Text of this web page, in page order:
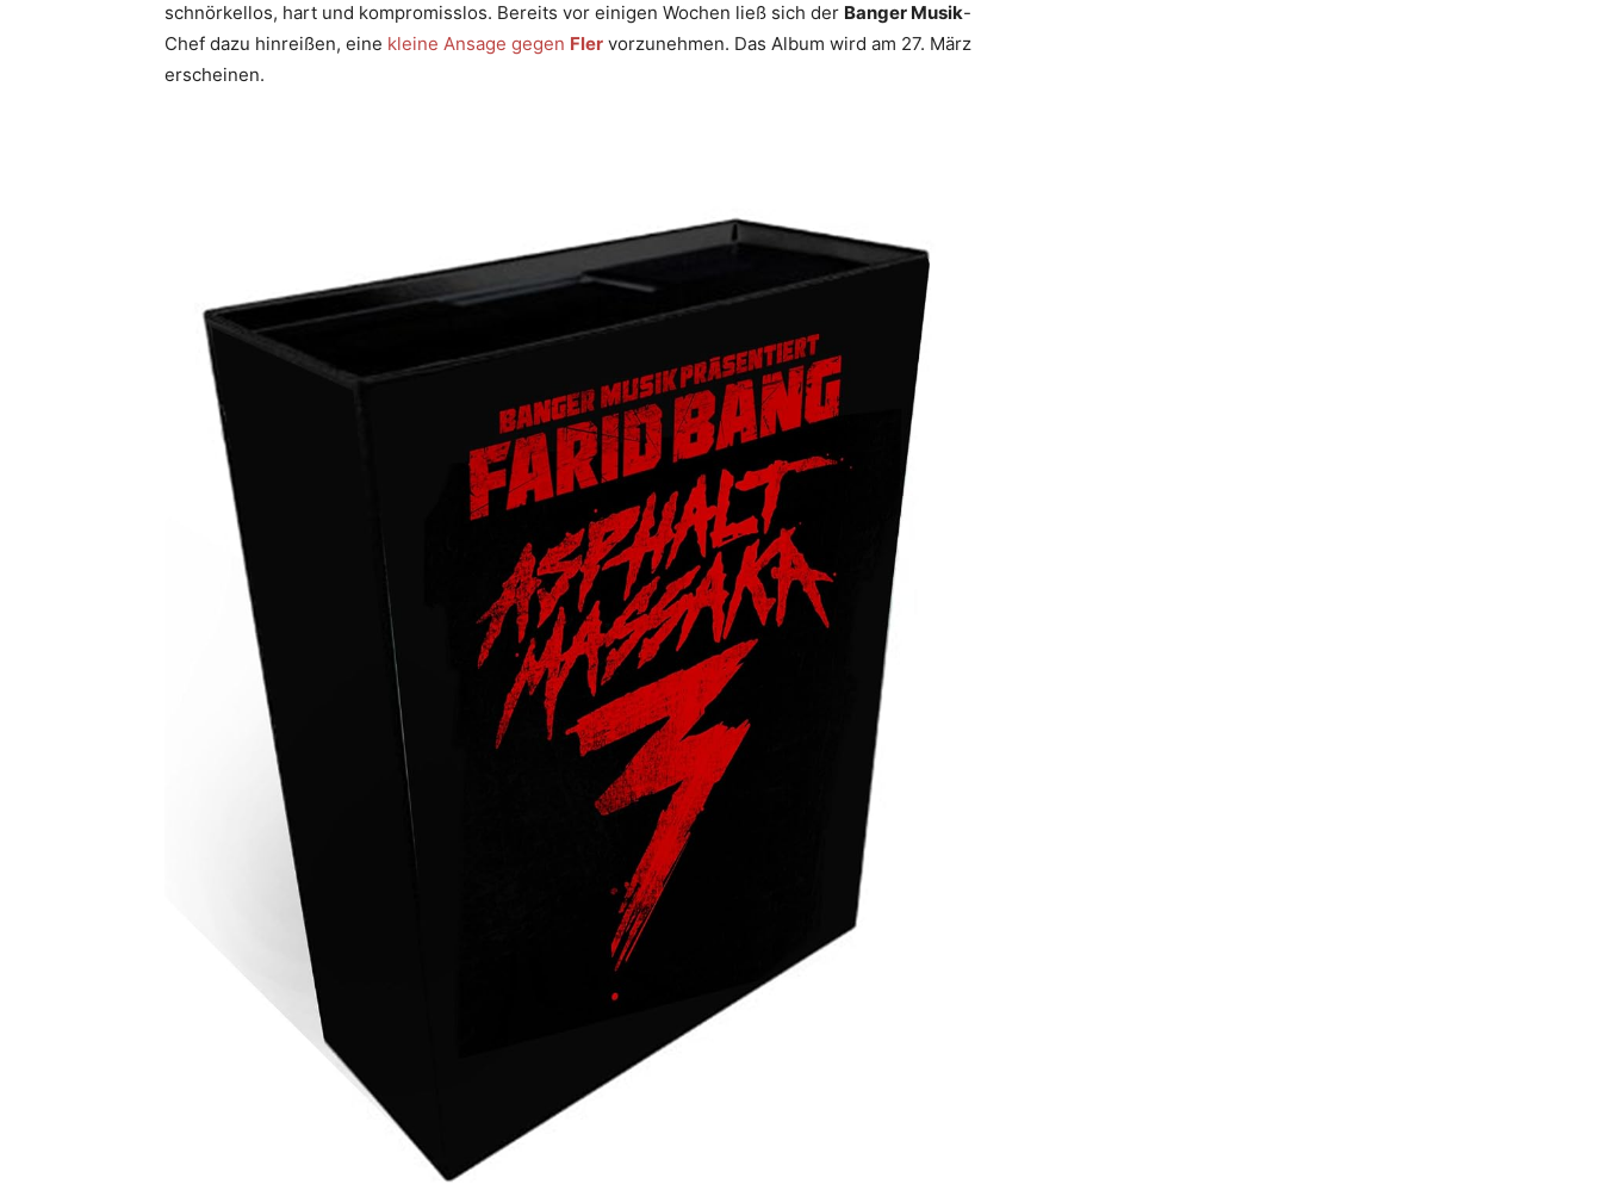
schnörkellos, hart und kompromisslos. Bereits vor einigen Wochen ließ sich der Banger Musik-
Chef dazu hinreißen, eine kleine Ansage gegen Fler vorzunehmen. Das Album wird am 27. März
erscheinen.